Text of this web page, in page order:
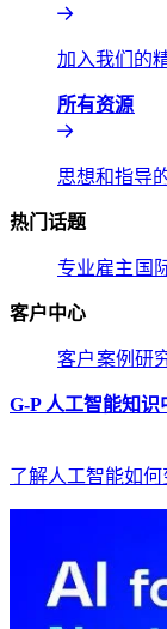
加入我们的
所有资源​​
思想和指导
热门话题​​
专业雇主​​ 国
客户中心​​
客户​​案例研
G-P 人工智能知识
了解人工智能如何